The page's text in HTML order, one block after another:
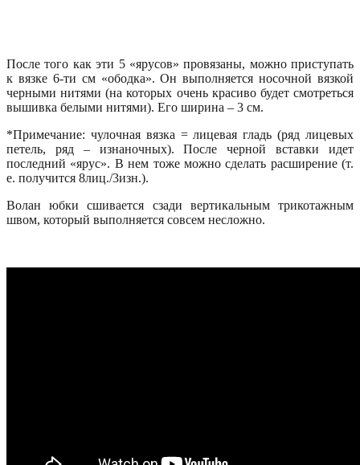
После того как эти 5 «ярусов» провязаны, можно приступать
к вязке 6-ти см «ободка». Он выполняется носочной вязкой
черными нитями (на которых очень красиво будет смотреться
вышивка белыми нитями). Его ширина – 3 см.
*Примечание: чулочная вязка = лицевая гладь (ряд лицевых
петель, ряд – изнаночных). После черной вставки идет
последний «ярус». В нем тоже можно сделать расширение (т.
е. получится 8лиц./3изн.).
Волан юбки сшивается сзади вертикальным трикотажным
швом, который выполняется совсем несложно.